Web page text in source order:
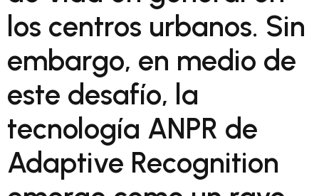
los centros urbanos. Sin
embargo, en medio de
este desafío, la
tecnología ANPR de
Adaptive Recognition